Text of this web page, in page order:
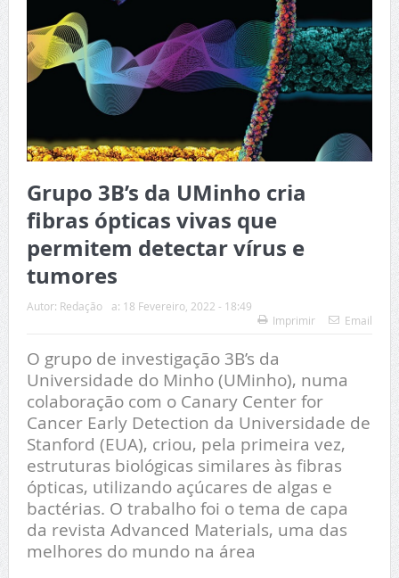
Grupo 3B’s da UMinho cria
fibras ópticas vivas que
permitem detectar vírus e
tumores
Autor: Redação a: 18 Fevereiro, 2022 - 18:49
Imprimir
Email
O grupo de investigação 3B’s da
Universidade do Minho (UMinho), numa
colaboração com o Canary Center for
Cancer Early Detection da Universidade de
Stanford (EUA), criou, pela primeira vez,
estruturas biológicas similares às fibras
ópticas, utilizando açúcares de algas e
bactérias. O trabalho foi o tema de capa
da revista Advanced Materials, uma das
melhores do mundo na área